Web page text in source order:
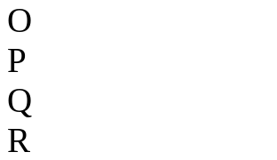
O
P
Q
R